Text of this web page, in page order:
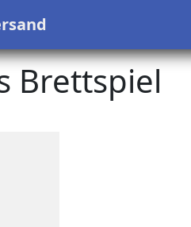
Brettspiel